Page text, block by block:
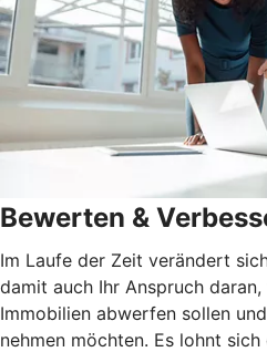
Bewerten &
Im Laufe der Zeit verändert
damit auch Ihr Anspruch
Immobilien abwerfen sollen
nehmen möchten. Es lohnt